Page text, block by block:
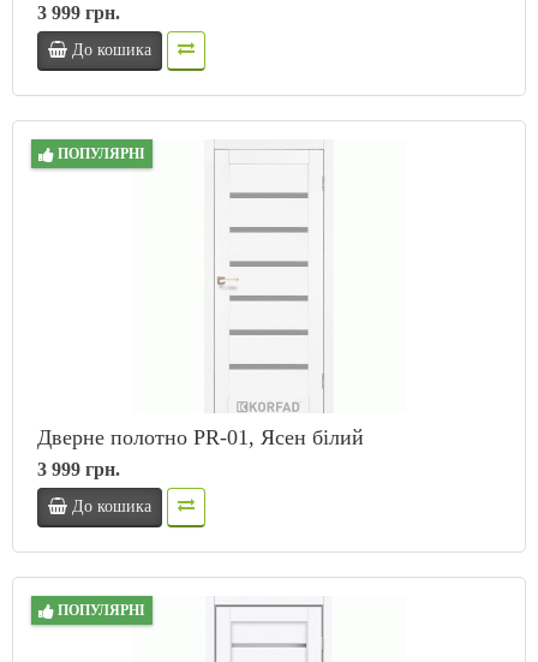
3 999 грн.
До кошика
ПОПУЛЯРНІ
Дверне полотно PR-01, Ясен білий
3 999 грн.
До кошика
ПОПУЛЯРНІ